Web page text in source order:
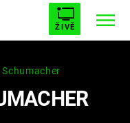
ŽIVĚ
UPÍRŮ
5